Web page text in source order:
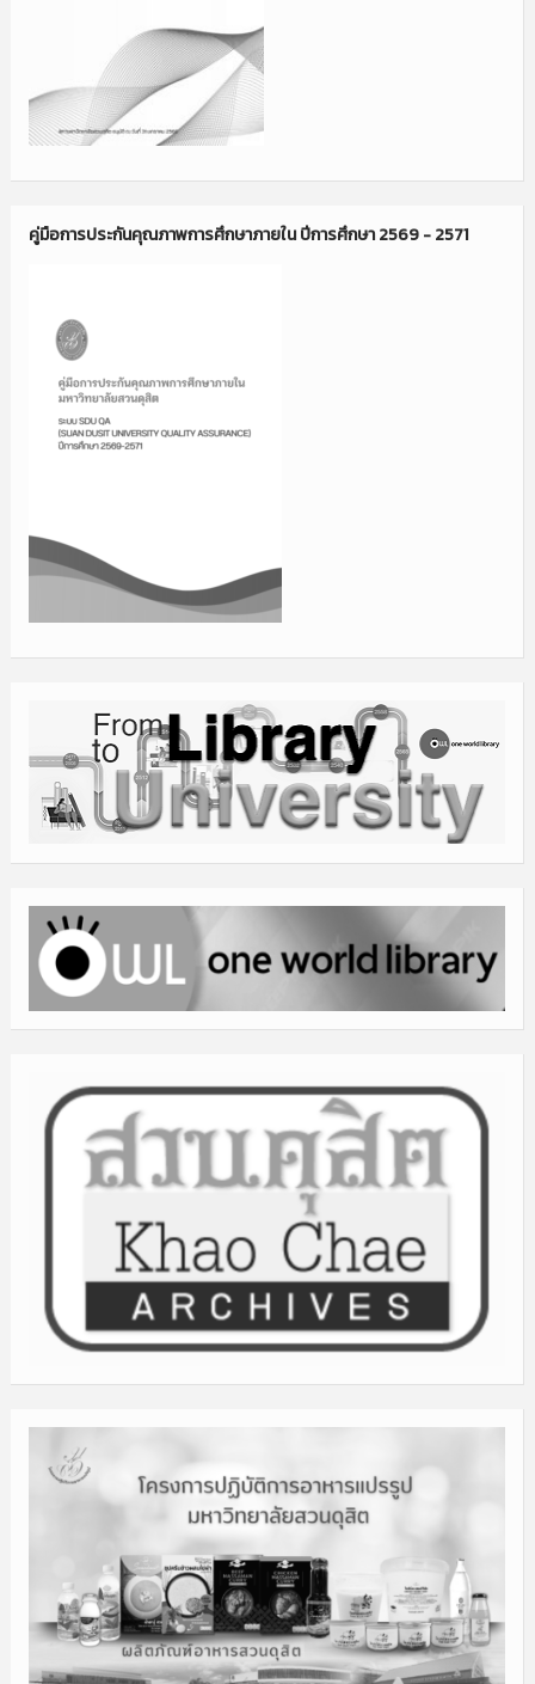
คู่มือการประกันคุณภาพการศึกษาภายใน ปีการศึกษา 2569 - 2571